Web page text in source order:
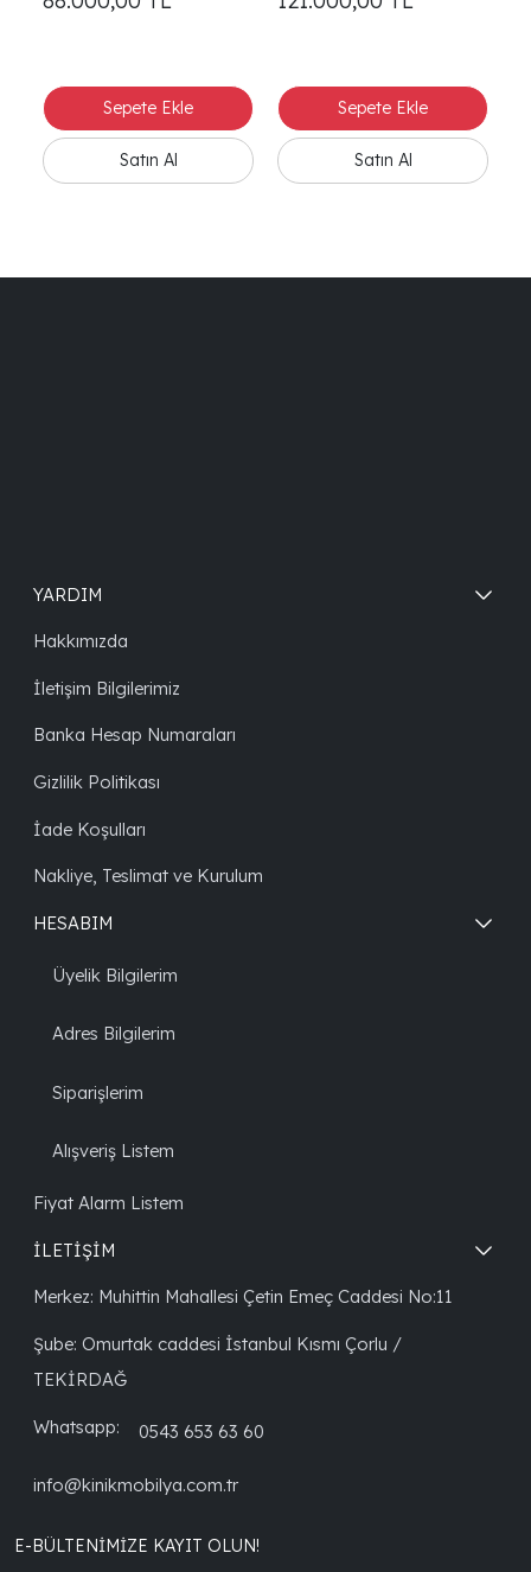
YARDIM
Hakkımızda
İletişim Bilgilerimiz
Banka Hesap Numaraları
Gizlilik Politikası
İade Koşulları
Nakliye, Teslimat ve Kurulum
HESABIM
Üyelik Bilgilerim
Adres Bilgilerim
Siparişlerim
Alışveriş Listem
Fiyat Alarm Listem
İLETİŞİM
Merkez: Muhittin Mahallesi Çetin Emeç Caddesi No:11
Şube: Omurtak caddesi İstanbul Kısmı Çorlu /
TEKİRDAĞ
Whatsapp: 0543 653 63 60
info@kinikmobilya.com.tr
E-BÜLTENIMIZE KAYIT OLUN!